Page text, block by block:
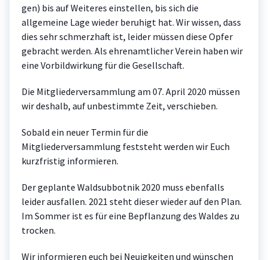
gen) bis auf Weiteres einstellen, bis sich die
allgemeine Lage wieder beruhigt hat. Wir wissen, dass
dies sehr schmerzhaft ist, leider müssen diese Opfer
gebracht werden. Als ehrenamtlicher Verein haben wir
eine Vorbildwirkung für die Gesellschaft.
Die Mitgliederversammlung am 07. April 2020 müssen
wir deshalb, auf unbestimmte Zeit, verschieben.
Sobald ein neuer Termin für die
Mitgliederversammlung feststeht werden wir Euch
kurzfristig informieren.
Der geplante Waldsubbotnik 2020 muss ebenfalls
leider ausfallen. 2021 steht dieser wieder auf den Plan.
Im Sommer ist es für eine Bepflanzung des Waldes zu
trocken.
Wir informieren euch bei Neuigkeiten und wünschen